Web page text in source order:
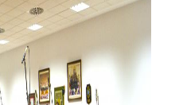
de música